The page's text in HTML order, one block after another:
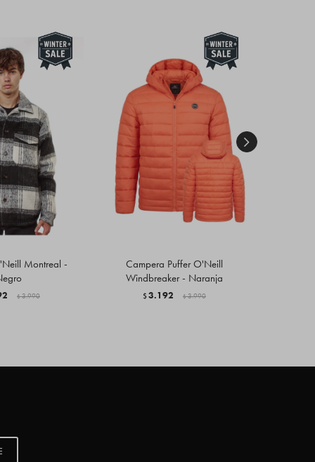
Montreal -
$ 3.990
Campera Puffer O'Neill
Windbreaker - Naranja
$3.192 $ 3.990
